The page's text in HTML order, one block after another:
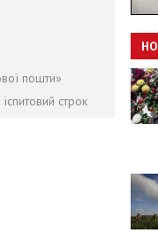
пошти»
строк